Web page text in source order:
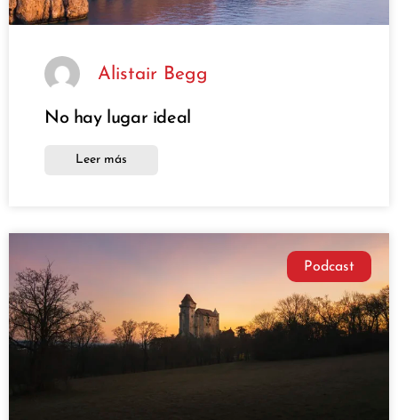
Alistair Begg
No hay lugar ideal
Leer más
Podcast